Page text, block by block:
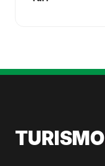
TURISMO